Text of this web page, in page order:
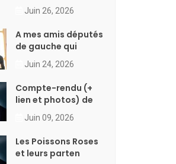
Juin 26, 2026
A mes amis députés
de gauche qui
Juin 24, 2026
Compte-rendu (+
lien et photos) de
Juin 09, 2026
Les Poissons Roses
et leurs parten